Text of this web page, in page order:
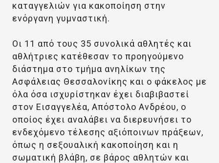
καταγγελιών για κακοποίηση στην
ενόργανη γυμναστική.
Οι 11 από τους 35 συνολικά αθλητές και
αθλήτριες κατέθεσαν το προηγούμενο
διάστημα στο τμήμα ανηλίκων της
Ασφάλειας Θεσσαλονίκης και ο φάκελος με
όλα όσα ισχυρίστηκαν έχει διαβιβαστεί
στον Εισαγγελέα, Απόστολο Ανδρέου, ο
οποίος έχει αναλάβει να διερευνήσει το
ενδεχόμενο τέλεσης αξιόποινων πράξεων,
όπως η σεξουαλική κακοποίηση και η
σωματική βλάβη, σε βάρος αθλητών και